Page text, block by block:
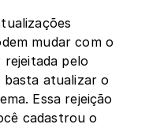
mudar com o
pelo
atualizar o
Essa rejeição
cadastrou o